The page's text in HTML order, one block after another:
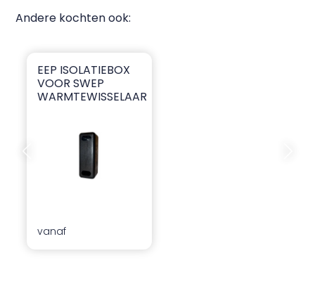
Andere kochten ook:
EEP isolatiebox voor SWEP warmtewisselaar
EEP ISOLATIEBOX
VOOR SWEP
WARMTEWISSELAAR
vanaf
Vorige dia